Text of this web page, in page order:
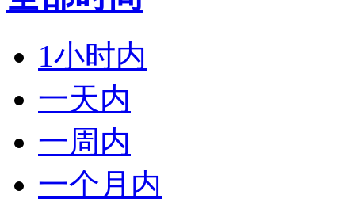
1小时内
一天内
一周内
一个月内